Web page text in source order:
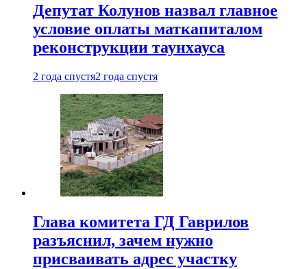
Депутат Колунов назвал главное
условие оплаты маткапиталом
реконструкции таунхауса
2 года спустя2 года спустя
Глава комитета ГД Гаврилов
разъяснил, зачем нужно
присваивать адрес участку